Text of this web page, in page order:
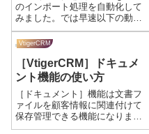
のインポート処理を自動化して
みました。では早速以下の動画
で動きをご確認ください。設定
のポイントインポート時にcsvの
各列（フィールド）とOpenCRM
のデータの列（フィールド）を
マッピングする必要が...
VtigerCRM
［VtigerCRM］ドキュメ
ント機能の使い方
［ドキュメント］機能は文書フ
ァイルを顧客情報に関連付けて
保存管理できる機能になりま
す。活用例としては以下になり